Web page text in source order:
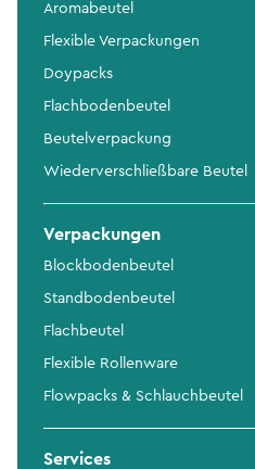
Aromabeutel
Flexible Verpackungen
Doypacks
Flachbodenbeutel
Beutelverpackung
Wiederverschließbare Beutel
Verpackungen
Blockbodenbeutel
Standbodenbeutel
Flachbeutel
Flexible Rollenware
Flowpacks & Schlauchbeutel
Services